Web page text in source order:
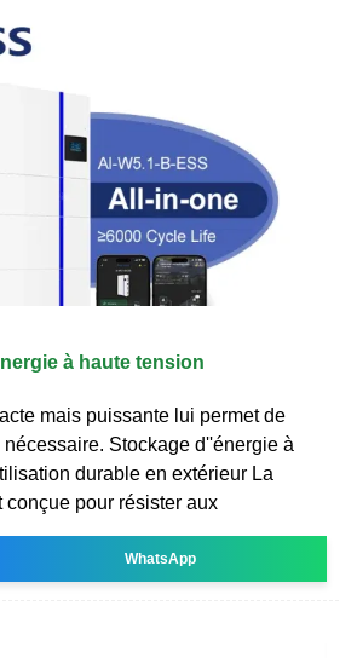
à haute tension
mais puissante lui permet de
Stockage d''énergie à
durable en extérieur La
conçue pour résister aux
WhatsApp